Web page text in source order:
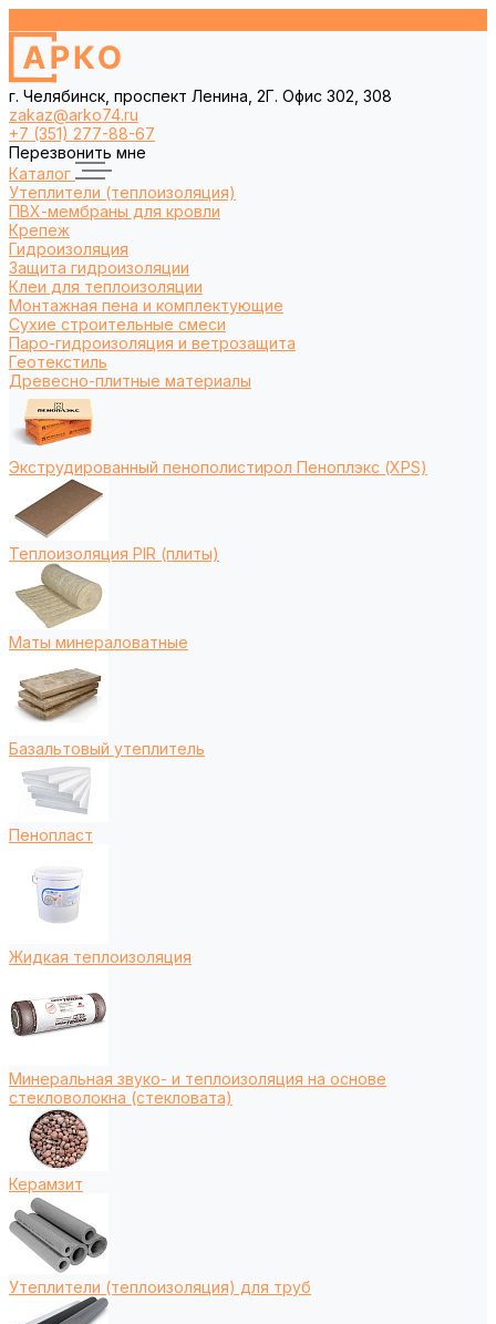
г. Челябинск, проспект Ленина, 2Г. Офис 302, 308
zakaz@arko74.ru
+7 (351) 277-88-67
Перезвонить мне
Каталог
Утеплители (теплоизоляция)
ПВХ-мембраны для кровли
Крепеж
Гидроизоляция
Защита гидроизоляции
Клеи для теплоизоляции
Монтажная пена и комплектующие
Сухие строительные смеси
Паро-гидроизоляция и ветрозащита
Геотекстиль
Древесно-плитные материалы
Экструдированный пенополистирол Пеноплэкс (XPS)
Теплоизоляция PIR (плиты)
Маты минераловатные
Базальтовый утеплитель
Пенопласт
Жидкая теплоизоляция
Минеральная звуко- и теплоизоляция на основе
стекловолокна (стекловата)
Керамзит
Утеплители (теплоизоляция) для труб